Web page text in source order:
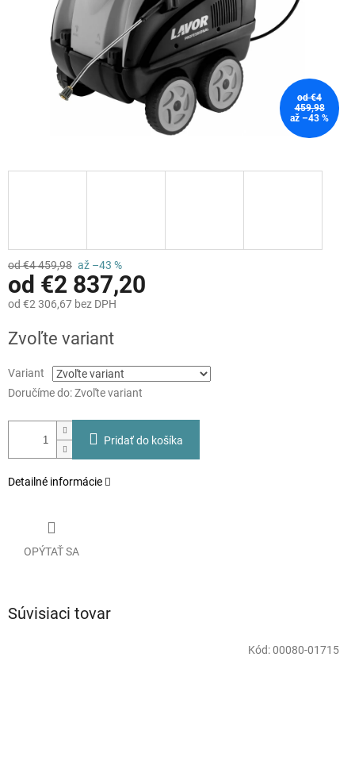
od €4
459,98
až –43 %
od €4 459,98 až –43 %
od €2 837,20
od €2 306,67 bez DPH
cena:
Zvoľte variant
Variant
Doručíme do:Zvoľte variant
Pridať do košíka
Detailné informácie
OPÝTAŤ SA
Súvisiaci tovar
Kód:00080-01715